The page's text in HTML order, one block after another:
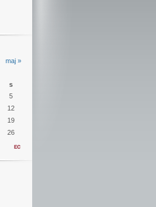
maj »
s
5
12
19
26